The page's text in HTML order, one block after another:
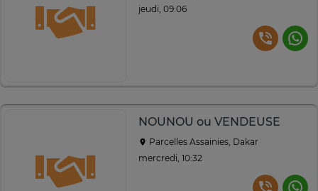
jeudi, 09:06
NOUNOU ou VENDEUSE
Parcelles Assainies, Dakar
mercredi, 10:32